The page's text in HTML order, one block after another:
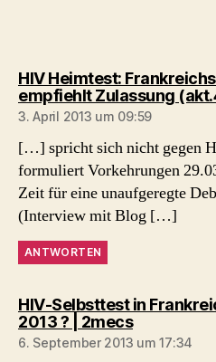
HIV Heimtest:
empfiehlt Zulassung
3. April 2013 um 09:59
[…] spricht sich nicht gegen
formuliert Vorkehrungen
Zeit für eine unaufgeregte
(Interview mit Blog […]
ANTWORTEN
HIV-Selbsttest in
2013 ? | 2mecssagt:
6. September 2013 um 17:34